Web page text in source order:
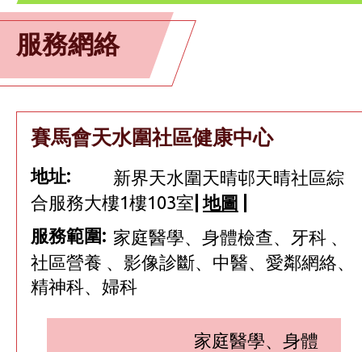
服務網絡
賽馬會天水圍社區健康中心
地址:
新界天水圍天晴邨天晴社區綜
合服務大樓1樓103室 地圖
服務範圍: 家庭醫學、身體檢查、牙科 、
社區營養 、影像診斷、中醫、愛鄰網絡、
精神科、婦科
家庭醫學、身體